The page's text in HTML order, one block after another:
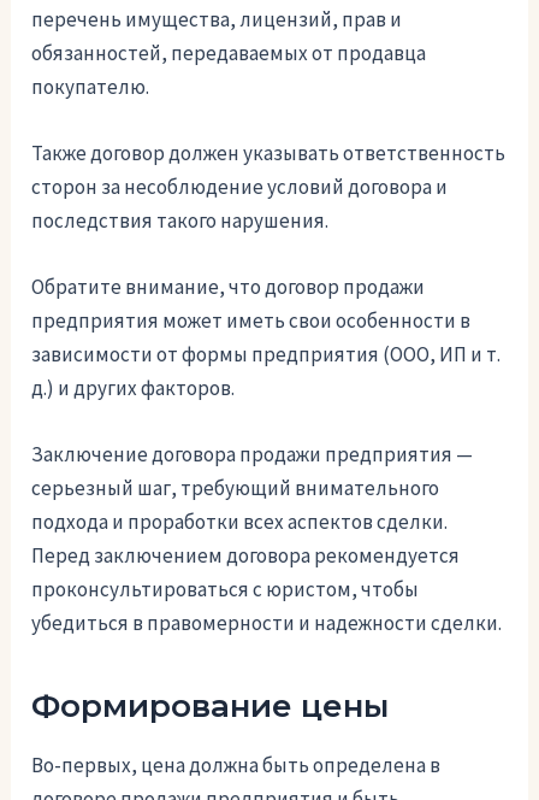
перечень имущества, лицензий, прав и
обязанностей, передаваемых от продавца
покупателю.
Также договор должен указывать ответственность
сторон за несоблюдение условий договора и
последствия такого нарушения.
Обратите внимание, что договор продажи
предприятия может иметь свои особенности в
зависимости от формы предприятия (ООО, ИП и т.
д.) и других факторов.
Заключение договора продажи предприятия —
серьезный шаг, требующий внимательного
подхода и проработки всех аспектов сделки.
Перед заключением договора рекомендуется
проконсультироваться с юристом, чтобы
убедиться в правомерности и надежности сделки.
Формирование цены
Во-первых, цена должна быть определена в